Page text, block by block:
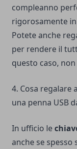
compleanno
rigorosamente
Potete anche
per rendere il
questo caso,
4. Cosa regalare
una penna USB
In ufficio le
anche se